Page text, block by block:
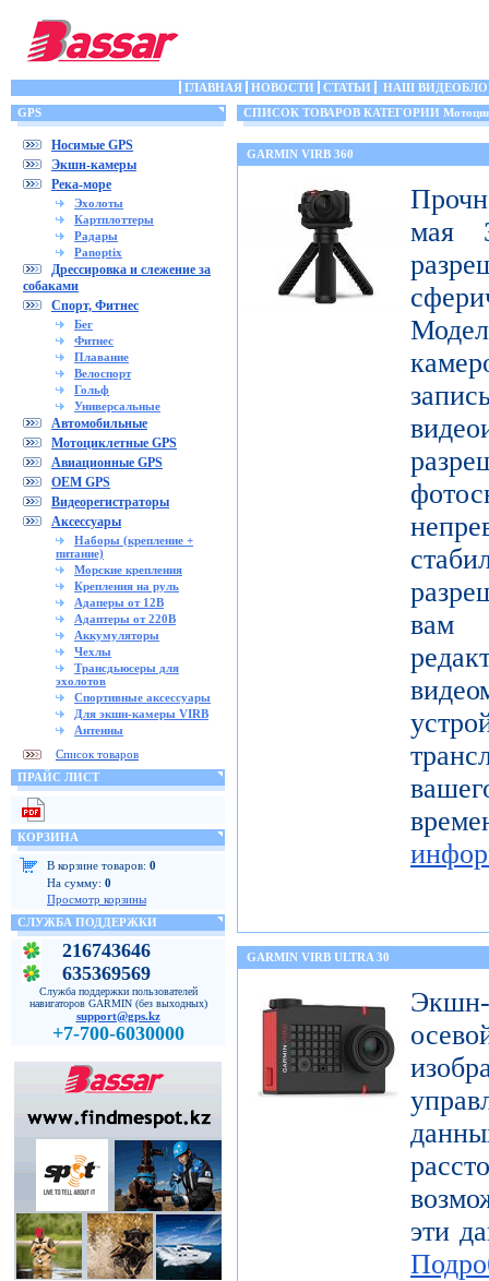
ГЛАВНАЯ НОВОСТИ СТАТЬИ
НАШ
GPS
Носимые GPS
Экшн-камеры
Река-море
Эхолоты
Картплоттеры
Радары
Panoptix
Дрессировка и слежение за
собаками
Спорт, Фитнес
Бег
Фитнес
Плавание
Велоспорт
Гольф
Универсальные
Автомобильные
Мотоциклетные GPS
Авиационные GPS
OEM GPS
Видеорегистраторы
Аксессуары
Наборы (крепление +
питание)
Морские крепления
Крепления на руль
Адаперы от 12В
Адаптеры от 220В
Аккумуляторы
Чехлы
Трансдьюсеры для
эхолотов
Спортивные аксессуары
Для экшн-камеры VIRB
Антенны
Список товаров
ПРАЙС ЛИСТ
КОРЗИНА
В корзине товаров: 0
На сумму: 0
Просмотр корзины
СЛУЖБА ПОДДЕРЖКИ
216743646
635369569
Служба поддержки пользователей
навигаторов GARMIN (без выходных)
support@gps.kz
+7-700-6030000
СПИСОК ТОВАРОВ КАТЕГОРИИ
GARMIN VIRB 360
мая
вам
GARMIN VIRB ULTRA 30
эти